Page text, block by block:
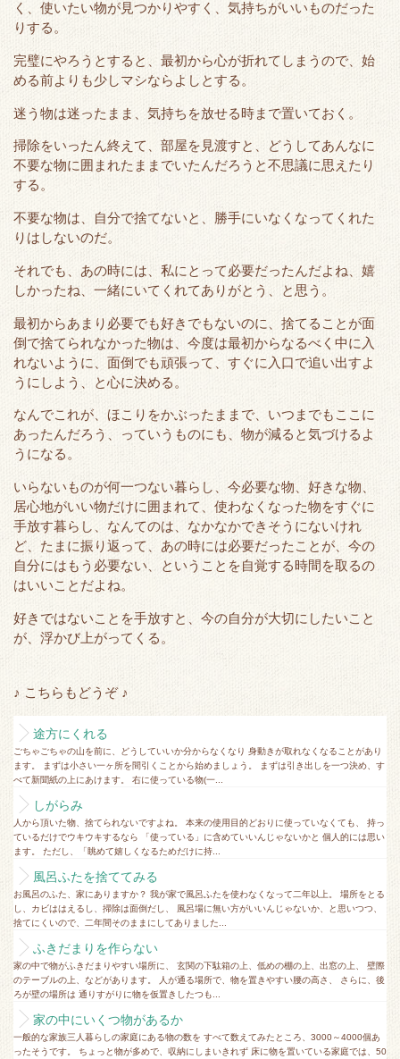
く、使いたい物が見つかりやすく、気持ちがいいものだった
りする。
完璧にやろうとすると、最初から心が折れてしまうので、始
める前よりも少しマシならよしとする。
迷う物は迷ったまま、気持ちを放せる時まで置いておく。
掃除をいったん終えて、部屋を見渡すと、どうしてあんなに
不要な物に囲まれたままでいたんだろうと不思議に思えたり
する。
不要な物は、自分で捨てないと、勝手にいなくなってくれた
りはしないのだ。
それでも、あの時には、私にとって必要だったんだよね、嬉
しかったね、一緒にいてくれてありがとう、と思う。
最初からあまり必要でも好きでもないのに、捨てることが面
倒で捨てられなかった物は、今度は最初からなるべく中に入
れないように、面倒でも頑張って、すぐに入口で追い出すよ
うにしよう、と心に決める。
なんでこれが、ほこりをかぶったままで、いつまでもここに
あったんだろう、っていうものにも、物が減ると気づけるよ
うになる。
いらないものが何一つない暮らし、今必要な物、好きな物、
居心地がいい物だけに囲まれて、使わなくなった物をすぐに
手放す暮らし、なんてのは、なかなかできそうにないけれ
ど、たまに振り返って、あの時には必要だったことが、今の
自分にはもう必要ない、ということを自覚する時間を取るの
はいいことだよね。
好きではないことを手放すと、今の自分が大切にしたいこと
が、浮かび上がってくる。
♪ こちらもどうぞ ♪
途方にくれる
ごちゃごちゃの山を前に、どうしていいか分からなくなり 身動きが取れなくなることがあり
ます。 まずは小さい一ヶ所を間引くことから始めましょう。 まずは引き出しを一つ決め、す
べて新聞紙の上にあけます。 右に使っている物(一...
しがらみ
人から頂いた物、捨てられないですよね。 本来の使用目的どおりに使っていなくても、 持っ
ているだけでウキウキするなら 「使っている」に含めていいんじゃないかと 個人的には思い
ます。 ただし、「眺めて嬉しくなるためだけに持...
風呂ふたを捨ててみる
お風呂のふた、家にありますか？ 我が家で風呂ふたを使わなくなって二年以上。 場所をとる
し、カビははえるし、掃除は面倒だし、 風呂場に無い方がいいんじゃないか、と思いつつ、
捨てにくいので、二年間そのままにしてありました...
ふきだまりを作らない
家の中で物がふきだまりやすい場所に、 玄関の下駄箱の上、低めの棚の上、出窓の上、 壁際
のテーブルの上、などがあります。 人が通る場所で、物を置きやすい腰の高さ、 さらに、後
ろが壁の場所は 通りすがりに物を仮置きしたつも...
家の中にいくつ物があるか
一般的な家族三人暮らしの家庭にある物の数を すべて数えてみたところ、3000～4000個あ
ったそうです。 ちょっと物が多めで、収納にしまいきれず 床に物を置いている家庭では、50